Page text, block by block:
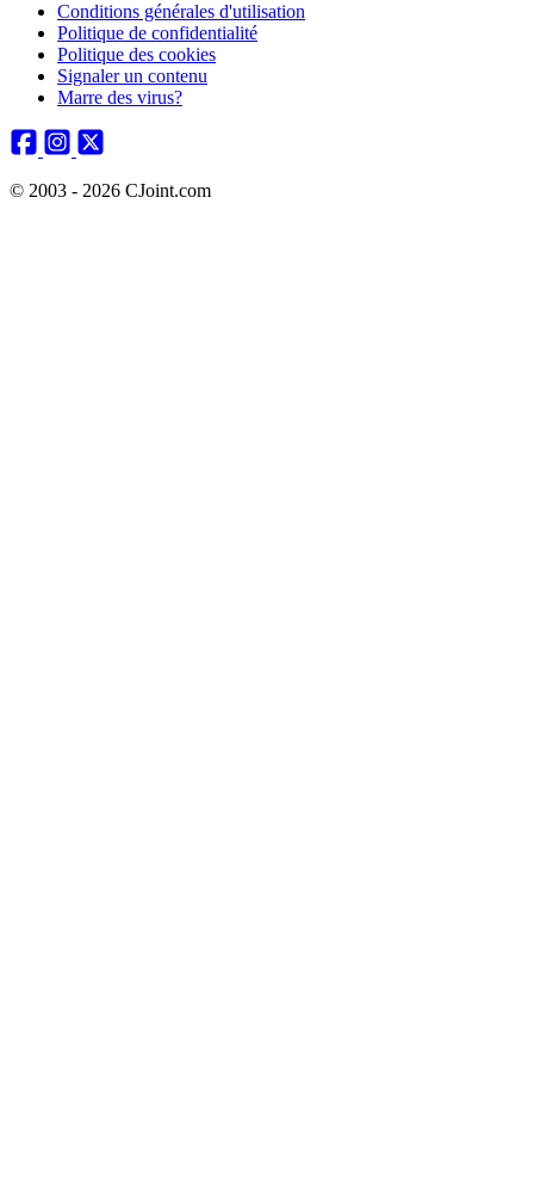
Conditions générales d'utilisation
Politique de confidentialité
Politique des cookies
Signaler un contenu
Marre des virus?
© 2003 - 2026 CJoint.com